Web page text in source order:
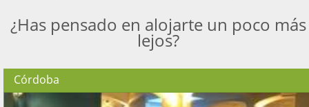
¿Has pensado en alojarte un poco más
lejos?
Córdoba